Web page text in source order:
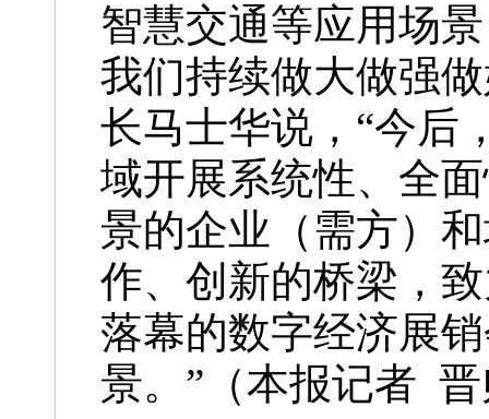
智慧交通等应用场
我们持续做大做强
长马士华说，“今后
域开展系统性、全
景的企业（需方）
作、创新的桥梁，
落幕的数字经济展
景。” （本报记者